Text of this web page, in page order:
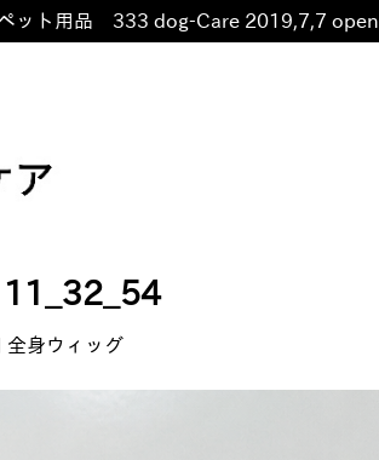
ペット用品 333 dog-Care 2019,7,7 open
全身ウィッグ